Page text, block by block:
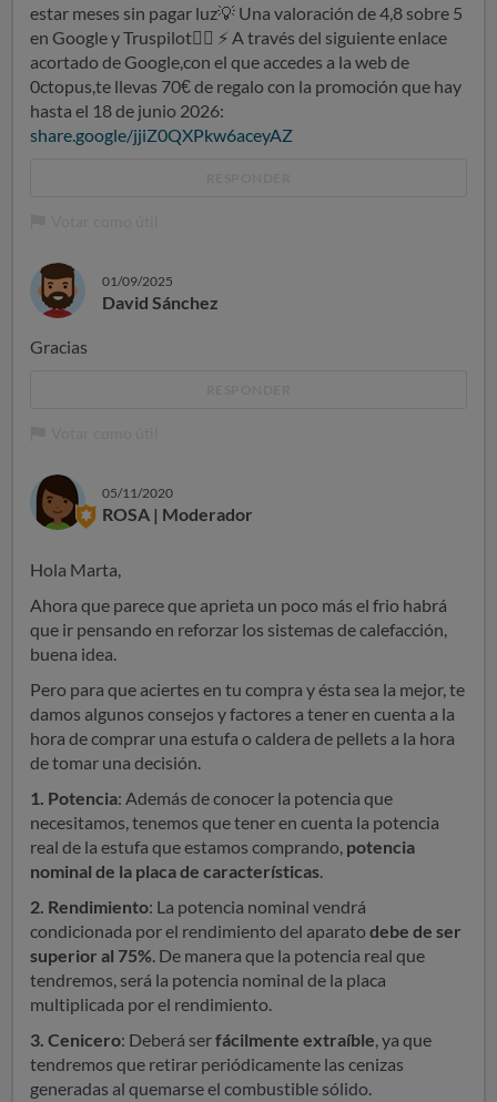
estar meses sin pagar luz💡 Una valoración de 4,8 sobre 5
en Google y Truspilot👍🏻 ⚡ A través del siguiente enlace
acortado de Google,con el que accedes a la web de
0ctopus,te llevas 70€ de regalo con la promoción que hay
hasta el 18 de junio 2026:
share.google/jjiZ0QXPkw6aceyAZ
01/09/2025
David Sánchez
Gracias
05/11/2020
ROSA | Moderador
Hola Marta,
Ahora que parece que aprieta un poco más el frio habrá
que ir pensando en reforzar los sistemas de calefacción,
buena idea.
Pero para que aciertes en tu compra y ésta sea la mejor, te
damos algunos consejos y factores a tener en cuenta a la
hora de comprar una estufa o caldera de pellets a la hora
de tomar una decisión.
1. Potencia: Además de conocer la potencia que
necesitamos, tenemos que tener en cuenta la potencia
real de la estufa que estamos comprando, potencia
nominal de la placa de características.
2. Rendimiento: La potencia nominal vendrá
condicionada por el rendimiento del aparato debe de ser
superior al 75%. De manera que la potencia real que
tendremos, será la potencia nominal de la placa
multiplicada por el rendimiento.
3. Cenicero: Deberá serfácilmente extraíble, ya que
tendremos que retirar periódicamente las cenizas
generadas al quemarse el combustible sólido.